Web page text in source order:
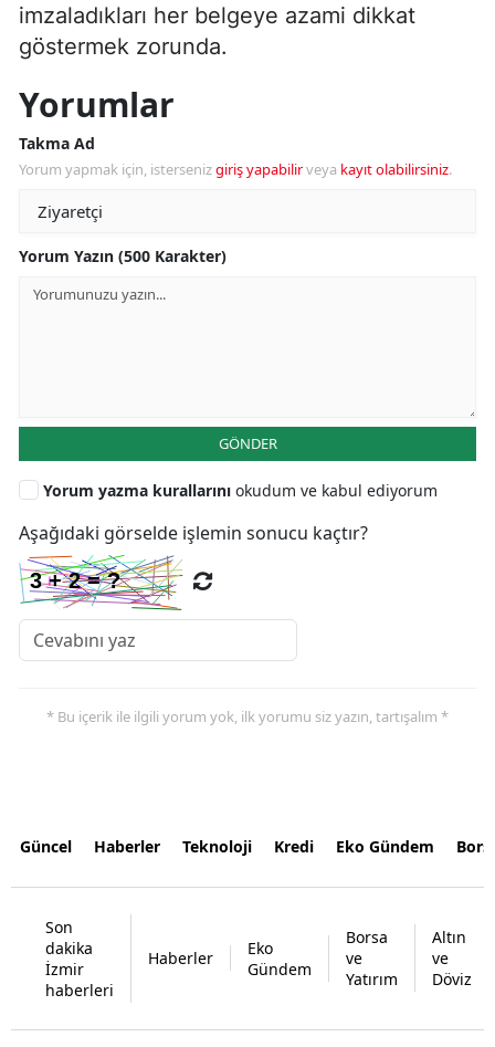
imzaladıkları her belgeye azami dikkat
göstermek zorunda.
Yorumlar
Takma Ad
Yorum yapmak için, istersenizgiriş yapabilirveya kayıt olabilirsiniz.
Yorum Yazın (500 Karakter)
GÖNDER
Yorum yazma kurallarını okudum ve kabul ediyorum
Aşağıdaki görselde işlemin sonucu kaçtır?
* Bu içerik ile ilgili yorum yok, ilk yorumu siz yazın, tartışalım *
Güncel Haberler Teknoloji Kredi Eko Gündem
Son
dakika
İzmir
haberleri
Haberler
Eko
Gündem
Borsa
ve
Yatırım
Altın
ve
Döviz